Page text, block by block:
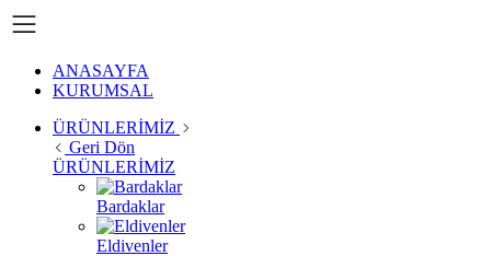
ANASAYFA
KURUMSAL
ÜRÜNLERİMİZ
Geri Dön
ÜRÜNLERİMİZ
Bardaklar
Eldivenler